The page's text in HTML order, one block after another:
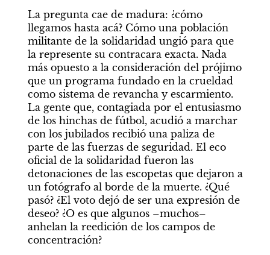
La pregunta cae de madura: ¿cómo
llegamos hasta acá? Cómo una población
militante de la solidaridad ungió para que
la represente su contracara exacta. Nada
más opuesto a la consideración del prójimo
que un programa fundado en la crueldad
como sistema de revancha y escarmiento.
La gente que, contagiada por el entusiasmo
de los hinchas de fútbol, acudió a marchar
con los jubilados recibió una paliza de
parte de las fuerzas de seguridad. El eco
oficial de la solidaridad fueron las
detonaciones de las escopetas que dejaron a
un fotógrafo al borde de la muerte. ¿Qué
pasó? ¿El voto dejó de ser una expresión de
deseo? ¿O es que algunos –muchos–
anhelan la reedición de los campos de
concentración?